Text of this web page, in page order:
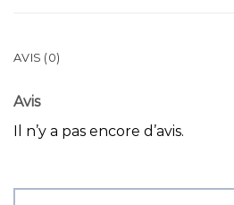
AVIS (0)
Avis
Il n’y a pas encore d’avis.